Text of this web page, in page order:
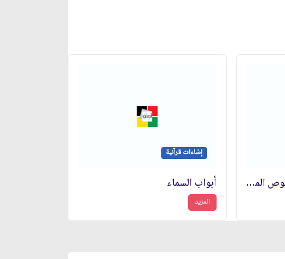
العِبرةُ بعموم اللفظ لا بخصوص المورد
إضاءات قرآنية
أبواب السماء
المزيد